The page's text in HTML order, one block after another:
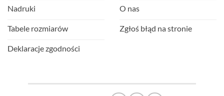
Nadruki
Tabele rozmiarów
Deklaracje zgodności
O nas
Zgłoś błąd na stronie